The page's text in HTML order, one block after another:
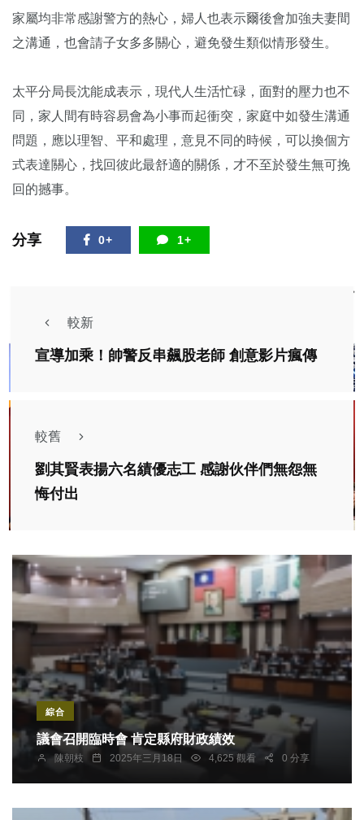
家屬均非常感謝警方的熱心，婦人也表示爾後會加強夫妻間
之溝通，也會請子女多多關心，避免發生類似情形發生。
太平分局長沈能成表示，現代人生活忙碌，面對的壓力也不
同，家人間有時容易會為小事而起衝突，家庭中如發生溝通
問題，應以理智、平和處理，意見不同的時候，可以換個方
式表達關心，找回彼此最舒適的關係，才不至於發生無可挽
回的撼事。
分享 0+ 1+
較新
宣導加乘！帥警反串飆股老師 創意影片瘋傳
較舊
劉其賢表揚六名績優志工 感謝伙伴們無怨無
悔付出
綜合
議會召開臨時會 肯定縣府財政績效
陳朝枝 2025年三月18日 4,625 觀看 0 分享